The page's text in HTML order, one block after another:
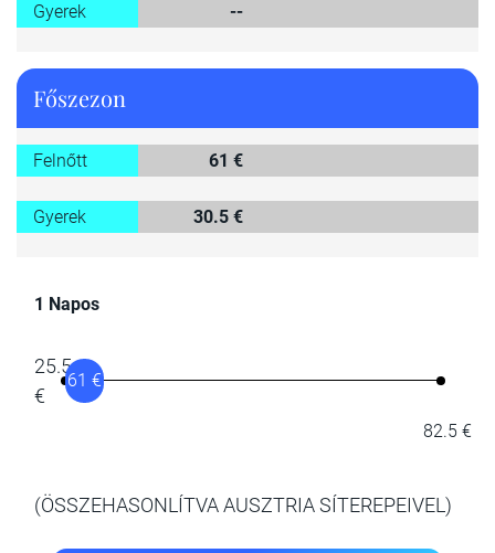
Gyerek --
Főszezon
Felnőtt 61 €
Gyerek 30.5 €
1 Napos
25.5
€
61 €
82.5 €
(ÖSSZEHASONLÍTVA AUSZTRIA SÍTEREPEIVEL)